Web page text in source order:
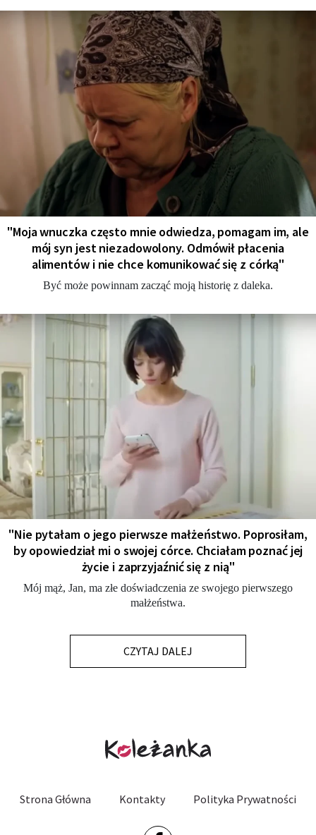
"Moja wnuczka często mnie odwiedza, pomagam im, ale
mój syn jest niezadowolony. Odmówił płacenia
alimentów i nie chce komunikować się z córką"
Być może powinnam zacząć moją historię z daleka.
"Nie pytałam o jego pierwsze małżeństwo. Poprosiłam,
by opowiedział mi o swojej córce. Chciałam poznać jej
życie i zaprzyjaźnić się z nią"
Mój mąż, Jan, ma złe doświadczenia ze swojego pierwszego
małżeństwa.
CZYTAJ DALEJ
Strona Główna Kontakty Polityka Prywatności